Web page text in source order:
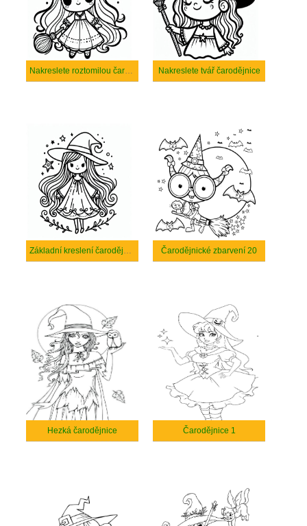
Nakreslete roztomilou čarodějnici Nakreslete tvář čarodějnice
Základní kreslení čarodějnice Čarodějnické zbarvení 20
Hezká čarodějnice Čarodějnice 1